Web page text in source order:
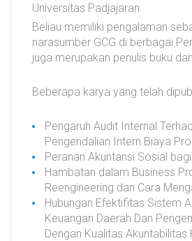
Universitas Padjajaran.
Beliau memiliki pengalaman
narasumber GCG di berbagai
juga merupakan penulis buku
Beberapa karya yang telah
Pengaruh Audit Internal
Pengendalian Intern Biaya
Peranan Akuntansi Sosial
Hambatan dalam Business
Reengineering dan Cara
Hubungan Efektifitas Sistem
Keuangan Daerah Dan
Dengan Kualitas Akuntabilitas